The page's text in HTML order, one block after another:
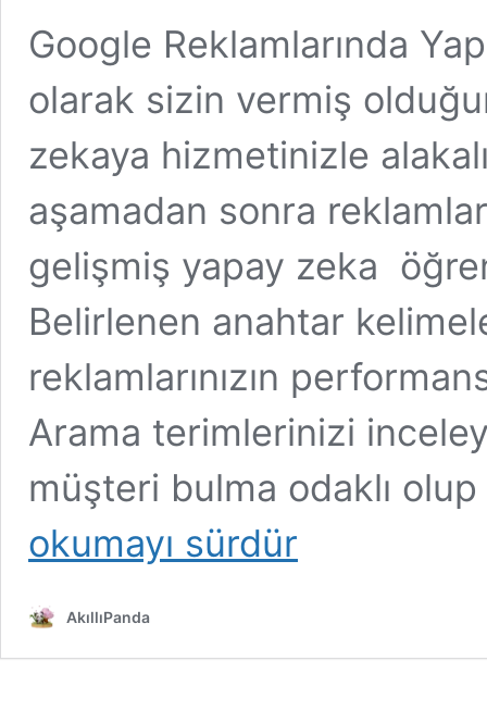
Google Reklamlarında
olarak sizin vermiş
zekaya hizmetinizle
aşamadan sonra
gelişmiş yapay zeka
Belirlenen anahtar
reklamlarınızın
Arama terimlerinizi
müşteri bulma odaklı
Google
Reklamları
okumayı sürdür
AkıllıPanda